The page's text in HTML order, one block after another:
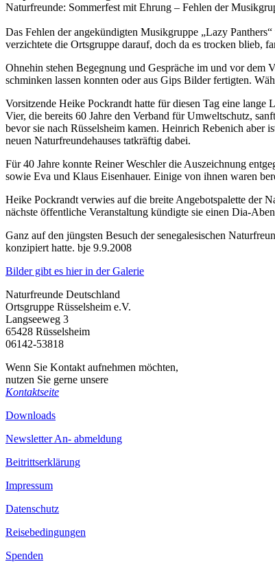
Naturfreunde: Sommerfest mit Ehrung – Fehlen der
Das Fehlen der angekündigten Musikgruppe „Lazy
verzichtete die Ortsgruppe darauf, doch da es trocken blieb,
Ohnehin stehen Begegnung und Gespräche im und vor dem
schminken lassen konnten oder aus Gips Bilder fertigten.
Vorsitzende Heike Pockrandt hatte für diesen Tag eine
Vier, die bereits 60 Jahre den Verband für Umweltschutz,
bevor sie nach Rüsselsheim kamen. Heinrich Rebenich aber
neuen Naturfreundehauses tatkräftig dabei.
Für 40 Jahre konnte Reiner Weschler die Auszeichnung
sowie Eva und Klaus Eisenhauer. Einige von ihnen waren
Heike Pockrandt verwies auf die breite Angebotspalette der
nächste öffentliche Veranstaltung kündigte sie einen Dia-
Ganz auf den jüngsten Besuch der senegalesischen
konzipiert hatte. bje 9.9.2008
Bilder gibt es hier in der Galerie
Naturfreunde Deutschland
Ortsgruppe Rüsselsheim e.V.
Langseeweg 3
65428 Rüsselsheim
06142-53818
Wenn Sie Kontakt aufnehmen möchten,
nutzen Sie gerne unsere
Kontaktseite
Downloads
Newsletter An- abmeldung
Beitrittserklärung
Impressum
Datenschutz
Reisebedingungen
Spenden